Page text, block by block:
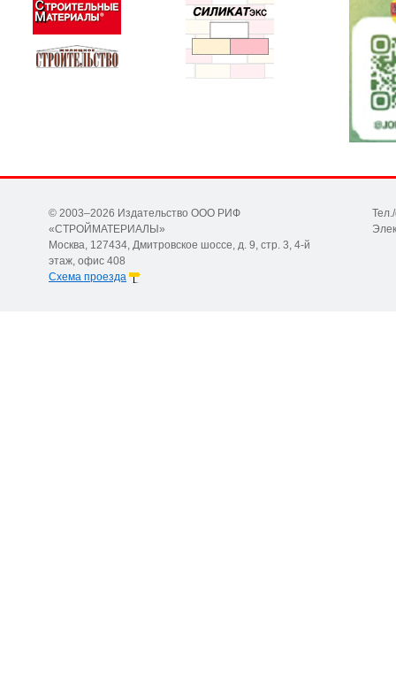
© 2003–2026 Издательство ООО РИФ
«СТРОЙМАТЕРИАЛЫ»
Москва, 127434, Дмитровское шоссе, д. 9, стр. 3, 4-й
этаж, офис 408
Схема проезда